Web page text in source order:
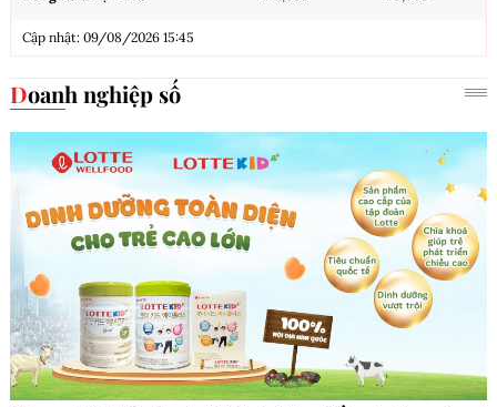
Cập nhật: 09/08/2026 15:45
Doanh nghiệp số